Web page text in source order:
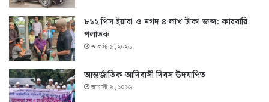
৮১২ পিস ইয়াবা ও নগদ ৪ লাখ টাকা জব্দ: কারবারি
পলাতক
আগস্ট ৯, ২০২৬
আন্তর্জাতিক আদিবাসী দিবস উদযাপিত
আগস্ট ৯, ২০২৬